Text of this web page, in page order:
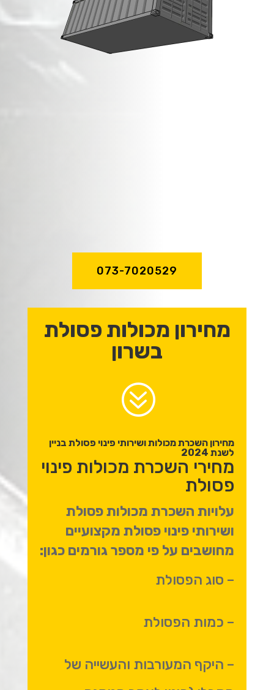
073-7020529
מחירון מכולות פסולת
בשרון
?
מחירון השכרת מכולות ושירותי פינוי פסולת בניין
לשנת 2024
מחירי השכרת מכולות פינוי
פסולת
עלויות השכרת מכולות פסולת
ושירותי פינוי פסולת מקצועיים
מחושבים על פי מספר גורמים כגון:
– סוג הפסולת
– כמות הפסולת
– היקף המעורבות והעשייה של